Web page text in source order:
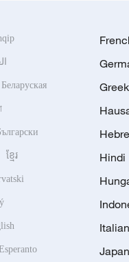
Беларуская
ខ្មែរ
Greek
Hindi
Italian